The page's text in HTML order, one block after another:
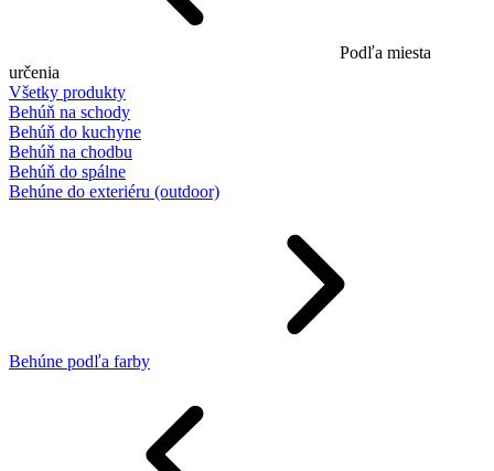
Podľa miesta
určenia
Všetky produkty
Behúň na schody
Behúň do kuchyne
Behúň na chodbu
Behúň do spálne
Behúne do exteriéru (outdoor)
Behúne podľa farby